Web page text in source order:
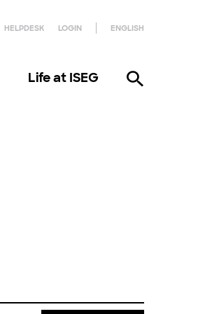
HELPDESK LOGIN ENGLISH
Life at ISEG